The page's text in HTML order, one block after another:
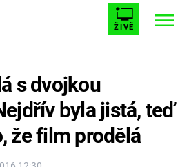
ŽIVĚ
AVENGERS 5
s dvojkou
byla jistá, teď
že film prodělá